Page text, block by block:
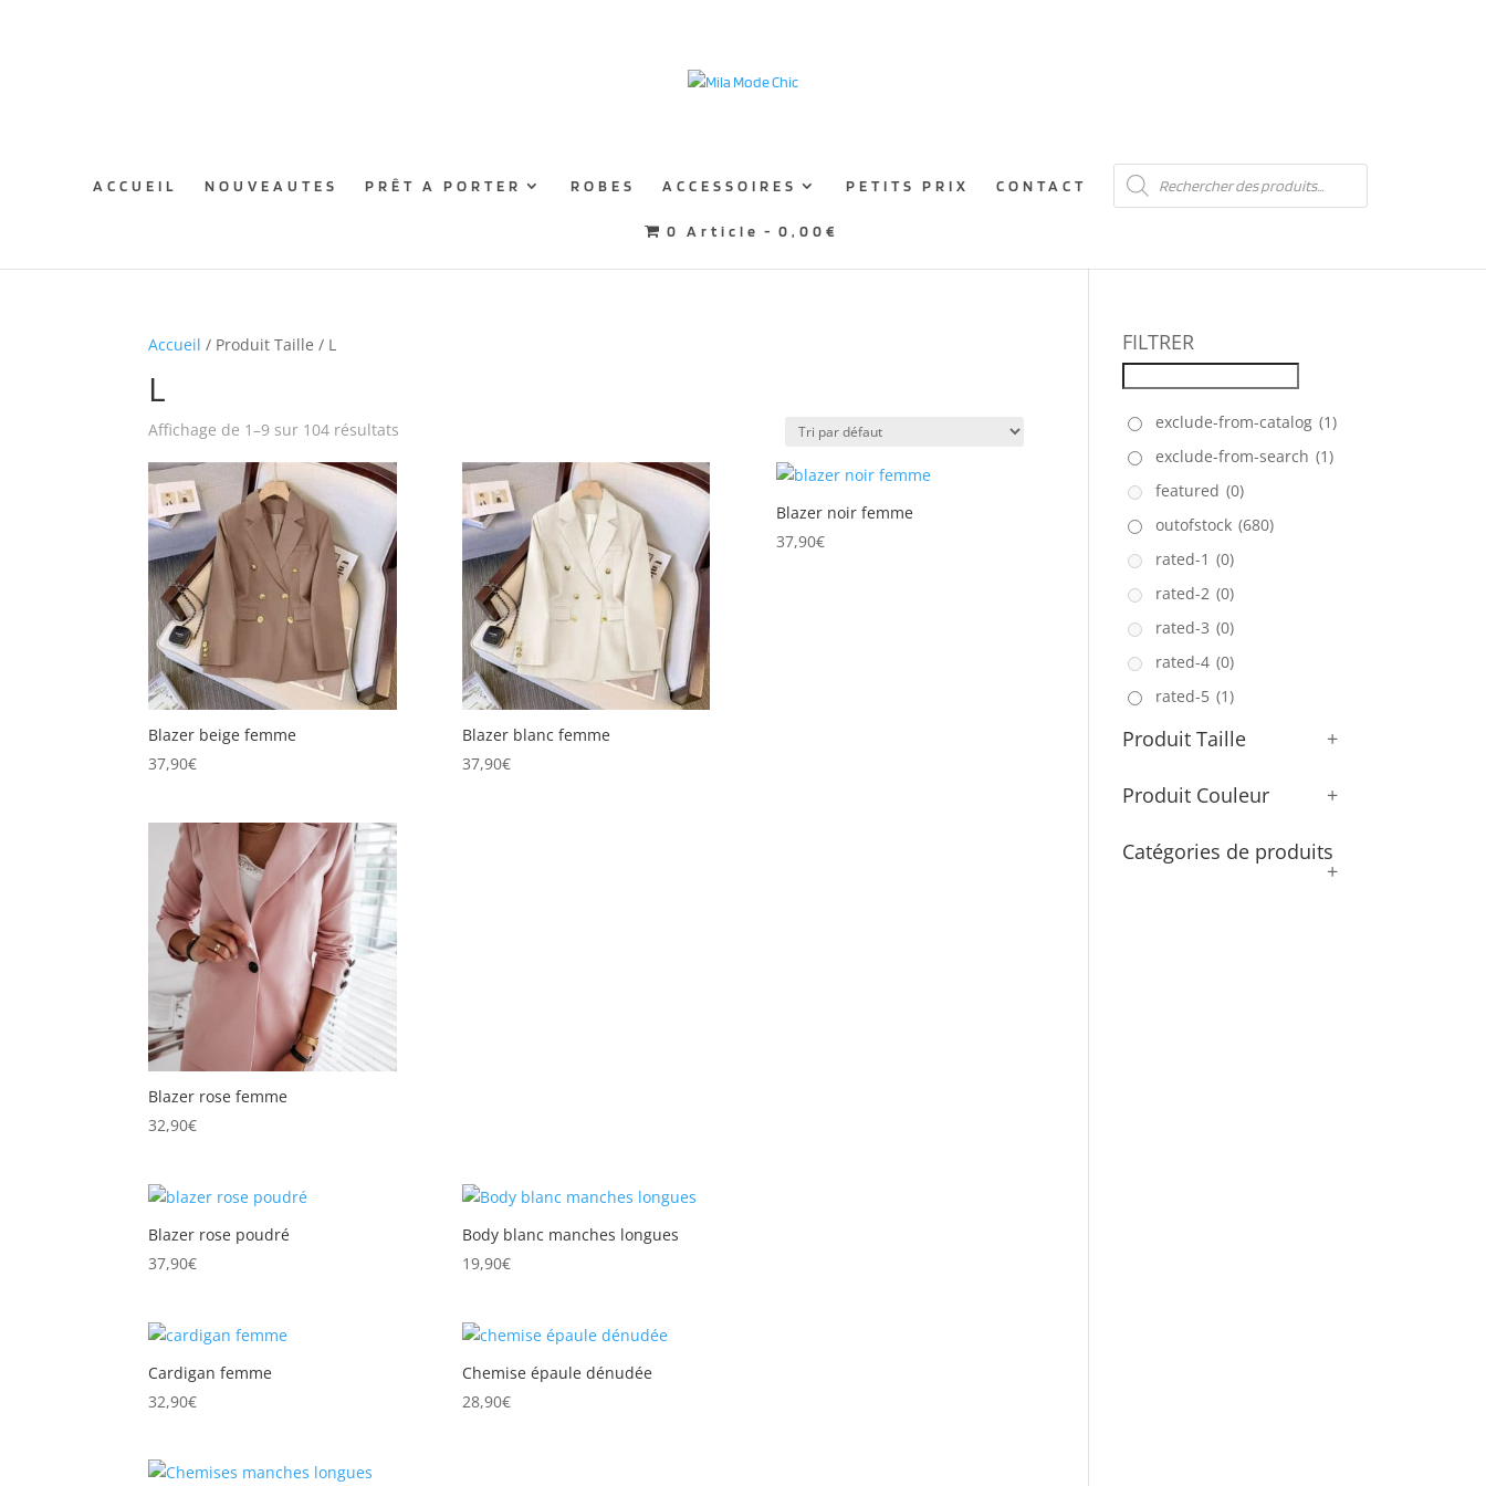
ACCUEIL NOUVEAUTES PRÊT A PORTER ROBES ACCESSOIRES PETITS PRIX CONTACT
Recherche
de
produits
0 Article
0,00€
Accueil / Produit Taille / L
L
Affichage de 1–9 sur 104 résultats
Blazer beige femme
37,90€
Blazer blanc femme
37,90€
Blazer noir femme
37,90€
Blazer rose femme
32,90€
Blazer rose poudré
37,90€
Body blanc manches longues
19,90€
Cardigan femme
32,90€
Chemise épaule dénudée
28,90€
FILTRER
exclude-from-catalog (1)
exclude-from-search (1)
featured (0)
outofstock (680)
rated-1 (0)
rated-2 (0)
rated-3 (0)
rated-4 (0)
rated-5 (1)
Produit Taille +
Produit Couleur +
Catégories de produits
+